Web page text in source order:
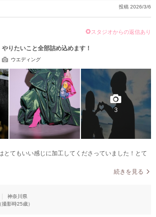
投稿 2026/3/6
スタジオからの返信あり
りたいこと全部詰め込めます！
ウエディング
3
とてもいい感じに加工してくださっていました！とて
続きを見る
神奈川県
撮影時25歳）